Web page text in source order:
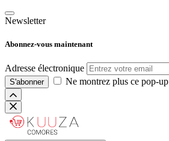
Newsletter
Abonnez-vous maintenant
Adresse électronique
S'abonner Ne montrez plus ce pop-up